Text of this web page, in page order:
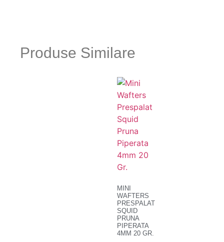
Produse Similare
MINI
WAFTERS
PRESPALAT
SQUID
PRUNA
PIPERATA
4MM 20 GR.